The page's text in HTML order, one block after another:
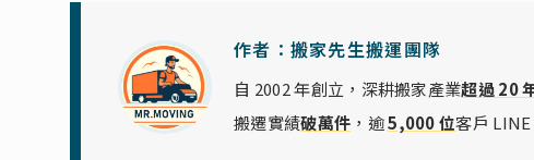
作者：搬家先生搬運團隊
自 2002 年創立，深耕搬家產業超過 20
搬遷實績破萬件 ，逾5,000 位客戶